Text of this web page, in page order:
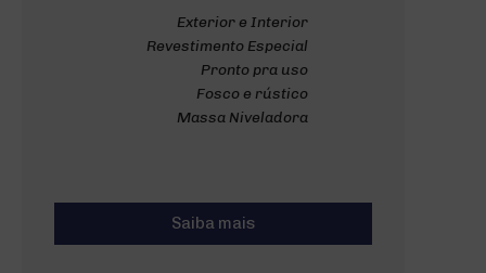
Exterior e Interior
Revestimento Especial
Pronto pra uso
Fosco e rústico
Massa Niveladora
Saiba mais